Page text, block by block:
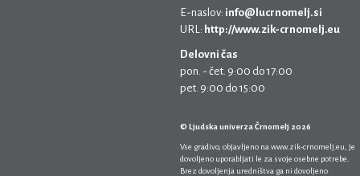
E-naslov: info@lucrnomelj.si
URL: http://www.zik-crnomelj.eu
Delovni čas
pon. - čet. 9:00 do 17:00
pet. 9:00 do 15:00
© Ljudska univerza Črnomelj 2026
Vse gradivo, objavljeno na www.zik-crnomelj.eu , je
dovoljeno uporabljati le za svoje osebne potrebe.
Brez dovoljenja uredništva ga ni dovoljeno